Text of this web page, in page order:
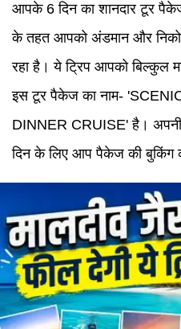
आपके 6 दिन का शानदार टूर
के तहत आपको अंडमान और
रहा है। ये ट्रिप आपको बिल्कुल
इस टूर पैकेज का नाम-
DINNER CRUISE' है। अपनी
दिन के लिए आप पैकेज की